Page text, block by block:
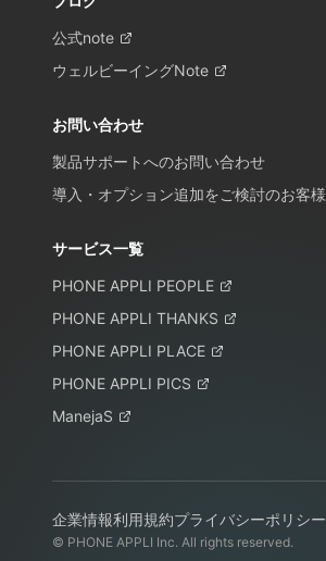
公式note
ウェルビーイングNote
お問い合わせ
製品サポートへのお問い合わせ
導入・オプション追加をご検討のお客様
サービス一覧
PHONE APPLI PEOPLE
PHONE APPLI THANKS
PHONE APPLI PLACE
PHONE APPLI PICS
ManejaS
企業情報利用規約プライバシーポリシー
© PHONE APPLI Inc. All rights reserved.